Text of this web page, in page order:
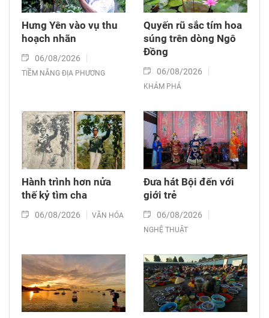
Hưng Yên vào vụ thu
hoạch nhãn
06/08/2026
TIỀM NĂNG ĐỊA PHƯƠNG
Quyến rũ sắc tím hoa
súng trên dòng Ngô
Đồng
06/08/2026
KHÁM PHÁ
Hành trình hơn nửa
thế kỷ tìm cha
06/08/2026 VĂN HÓA
Đưa hát Bội đến với
giới trẻ
06/08/2026
NGHỆ THUẬT